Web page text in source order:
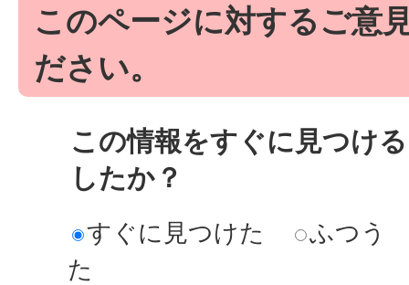
このページに対するご意
ださい。
この情報をすぐに見つけ
したか？
すぐに見つけた
ふつう
た